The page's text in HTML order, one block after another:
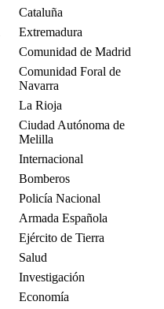
Cataluña
Extremadura
Comunidad de Madrid
Comunidad Foral de
Navarra
La Rioja
Ciudad Autónoma de
Melilla
Internacional
Bomberos
Policía Nacional
Armada Española
Ejército de Tierra
Salud
Investigación
Economía